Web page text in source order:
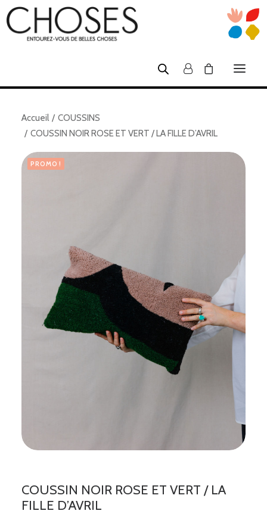
SHOP
ATELIERS TUFTING
Accueil
COUSSINS
COUSSIN NOIR ROSE ET VERT / LA FILLE D’AVRIL
PROMO !
COUSSIN NOIR ROSE ET VERT / LA
FILLE D’AVRIL